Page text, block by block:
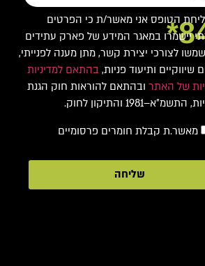
הטופס אני מאשר/ת כי הפרטים
יישמרו במאגר המידע של פארק עתידים
לצורכי יצירת קשר, מתן מענה לפנייתי,
שיווקיים ותיעוד פניות, בהתאם למדיניות
של האתרובהתאם להוראות חוק הגנת
והתיקון לחוק.
מאשר.ת קבלת חומרים פרסומיים
שליחה